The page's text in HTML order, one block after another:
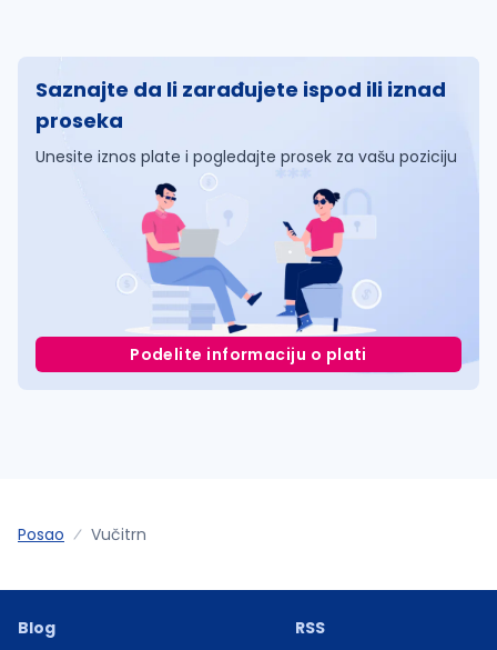
Saznajte da li zarađujete ispod ili iznad
proseka
Unesite iznos plate i pogledajte prosek za vašu poziciju
Podelite informaciju o plati
Posao Vučitrn
Blog
RSS